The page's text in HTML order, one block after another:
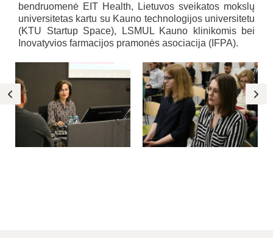
bendruomenė EIT Health, Lietuvos sveikatos mokslų
universitetas kartu su Kauno technologijos universitetu
(KTU Startup Space), LSMUL Kauno klinikomis bei
Inovatyvios farmacijos pramonės asociacija (IFPA).